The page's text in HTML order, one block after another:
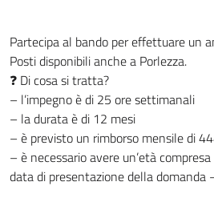
Partecipa al bando per effettuare un
Posti disponibili anche a Porlezza.
❓ Di cosa si tratta?
– l’impegno è di 25 ore settimanali
– la durata è di 12 mesi
– è previsto un rimborso mensile di
– è necessario avere un’età
data di presentazione della domanda